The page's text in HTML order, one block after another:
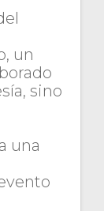
un
sino
una